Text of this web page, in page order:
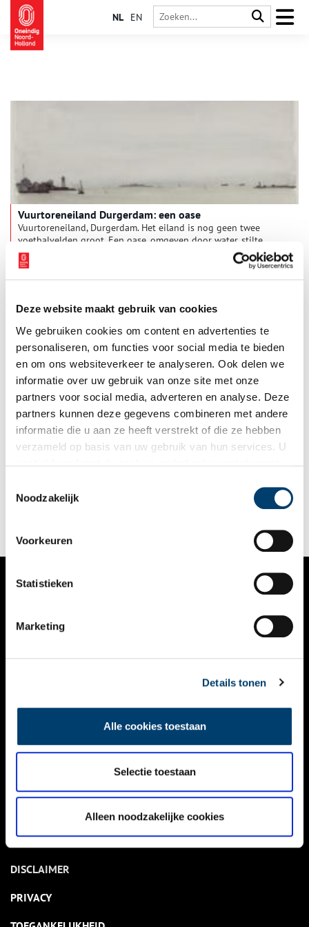
Deze website maakt gebruik van cookies
We gebruiken cookies om content en advertenties te
personaliseren, om functies voor social media te bieden
en om ons websiteverkeer te analyseren. Ook delen we
informatie over uw gebruik van onze site met onze
partners voor social media, adverteren en analyse. Deze
partners kunnen deze gegevens combineren met andere
informatie die u aan ze heeft verstrekt of die ze hebben
verzameld op basis van uw gebruik van hun services. U
Noodzakelijk
Voorkeuren
Statistieken
Marketing
Details tonen
Alle cookies toestaan
Selectie toestaan
Alleen noodzakelijke cookies
NL EN
Vuurtoreneiland Durgerdam: een oase
Vuurtoreneiland, Durgerdam. Het eiland is nog geen twee
voetbalvelden groot. Een oase, omgeven door water, stilte,
licht en lucht. Een fort en een kleine vuurtoren zijn de enige
bebouwing op het eiland. Al meer dan driehonderd jaar is het
vuurtorenlicht een baken voor de scheepvaart.
Historische Vuurlijn gaat schuil achter nieuwbouw
Weggemoffeld achter nieuwbouw aan de provinciale weg in
Uithoorn dommelt een schamel dijkweggetje. Je zou niet
Amsterdam. Op zoek naar verblekende sporen van vroeger.
NIEUWS
KALENDER
ACTIVITEITEN
NIEUWSBRIEF
DISCLAIMER
PRIVACY